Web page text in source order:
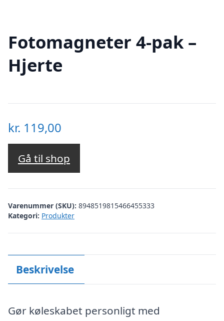
Fotomagneter 4-pak –
Hjerte
kr. 119,00
Gå til shop
Varenummer (SKU): 8948519815466455333
Kategori: Produkter
Beskrivelse
Gør køleskabet personligt med